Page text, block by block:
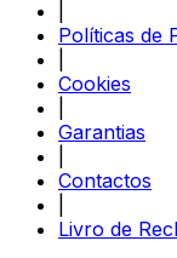
Políticas de
Cookies
Garantias
Contactos
Livro de